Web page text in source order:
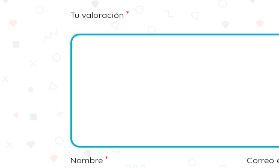
Tu valoración *
Nombre * Correo